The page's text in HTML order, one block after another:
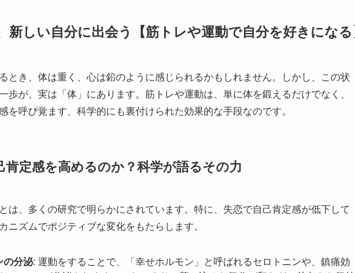
新しい自分に出会う【筋トレや運動で自分を好きにな
とき、体は重く、心は鉛のように感じられるかもしれません。しかし、この状
歩が、実は「体」にあります。筋トレや運動は、単に体を鍛えるだけでなく、
を呼び覚ます、科学的にも裏付けられた効果的な手段なのです。
肯定感を高めるのか？科学が語るその力
は、多くの研究で明らかにされています。特に、失恋で自己肯定感が低下して
ニズムでポジティブな変化をもたらします。
の分泌: 運動をすることで、「幸せホルモン」と呼ばれるセロトニンや、鎮痛効